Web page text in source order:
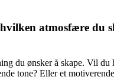
atmosfære du
du ønsker å skape. Vil du
tone? Eller et